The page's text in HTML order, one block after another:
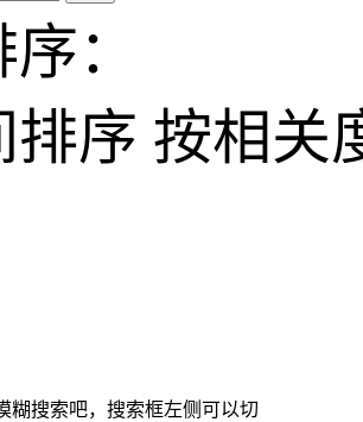
：
排序 按相关
糊搜索吧，搜索框左侧可以切